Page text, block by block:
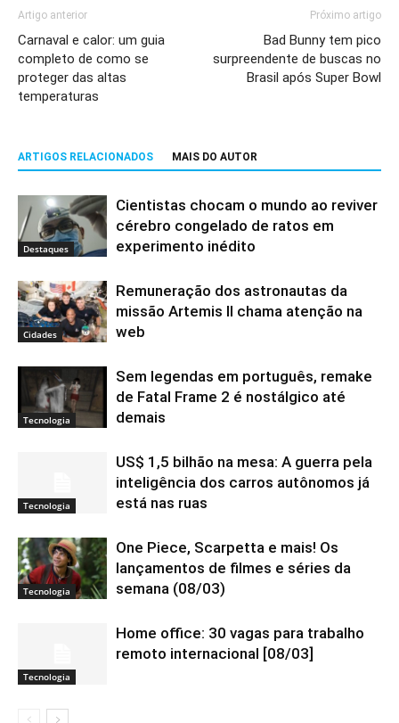
Artigo anterior
Carnaval e calor: um guia
completo de como se
proteger das altas
temperaturas
Próximo artigo
Bad Bunny tem pico
surpreendente de buscas no
Brasil após Super Bowl
ARTIGOS RELACIONADOS MAIS DO AUTOR
Destaques
Cientistas chocam o mundo ao reviver
cérebro congelado de ratos em
experimento inédito
Cidades
Remuneração dos astronautas da
missão Artemis II chama atenção na
web
Tecnologia
Sem legendas em português, remake
de Fatal Frame 2 é nostálgico até
demais
Tecnologia
US$ 1,5 bilhão na mesa: A guerra pela
inteligência dos carros autônomos já
está nas ruas
Tecnologia
One Piece, Scarpetta e mais! Os
lançamentos de filmes e séries da
semana (08/03)
Tecnologia
Home office: 30 vagas para trabalho
remoto internacional [08/03]